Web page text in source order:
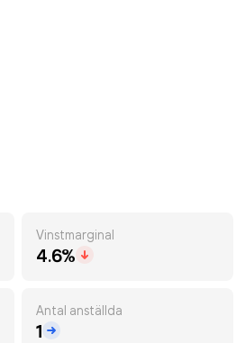
Vinstmarginal
4.6%
Antal anställda
1